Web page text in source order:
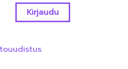
Kirjaudu